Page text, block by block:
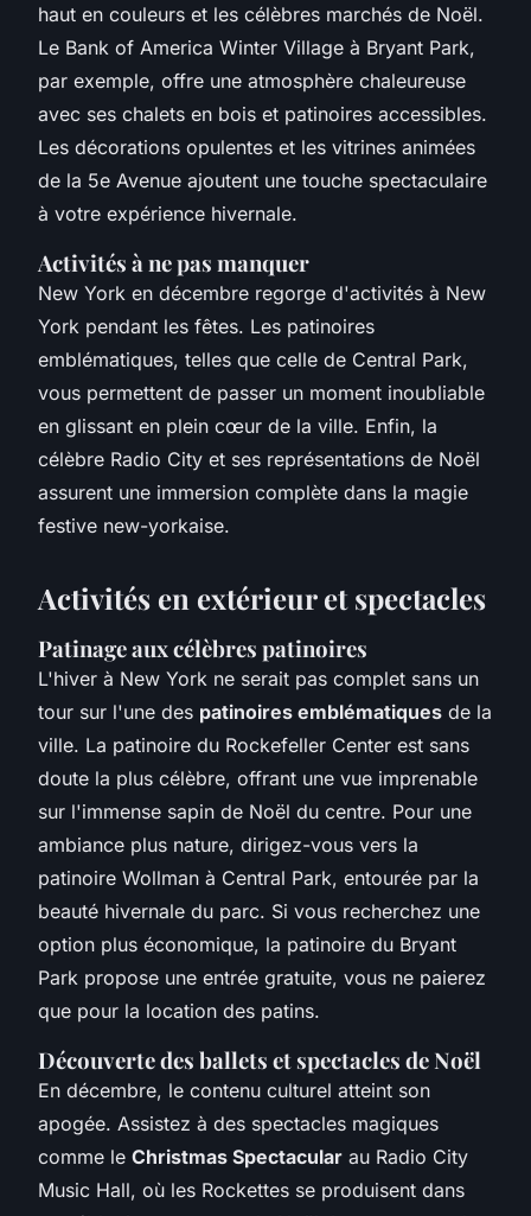
haut en couleurs et les célèbres marchés de Noël.
Le Bank of America Winter Village à Bryant Park,
par exemple, offre une atmosphère chaleureuse
avec ses chalets en bois et patinoires accessibles.
Les décorations opulentes et les vitrines animées
de la 5e Avenue ajoutent une touche spectaculaire
à votre expérience hivernale.
Activités à ne pas manquer
New York en décembre regorge d'activités à New
York pendant les fêtes. Les patinoires
emblématiques, telles que celle de Central Park,
vous permettent de passer un moment inoubliable
en glissant en plein cœur de la ville. Enfin, la
célèbre Radio City et ses représentations de Noël
assurent une immersion complète dans la magie
festive new-yorkaise.
Activités en extérieur et spectacles
Patinage aux célèbres patinoires
L'hiver à New York ne serait pas complet sans un
tour sur l'une des patinoires emblématiques de la
ville. La patinoire du Rockefeller Center est sans
doute la plus célèbre, offrant une vue imprenable
sur l'immense sapin de Noël du centre. Pour une
ambiance plus nature, dirigez-vous vers la
patinoire Wollman à Central Park, entourée par la
beauté hivernale du parc. Si vous recherchez une
option plus économique, la patinoire du Bryant
Park propose une entrée gratuite, vous ne paierez
que pour la location des patins.
Découverte des ballets et spectacles de Noël
En décembre, le contenu culturel atteint son
apogée. Assistez à des spectacles magiques
comme le Christmas Spectacular au Radio City
Music Hall, où les Rockettes se produisent dans